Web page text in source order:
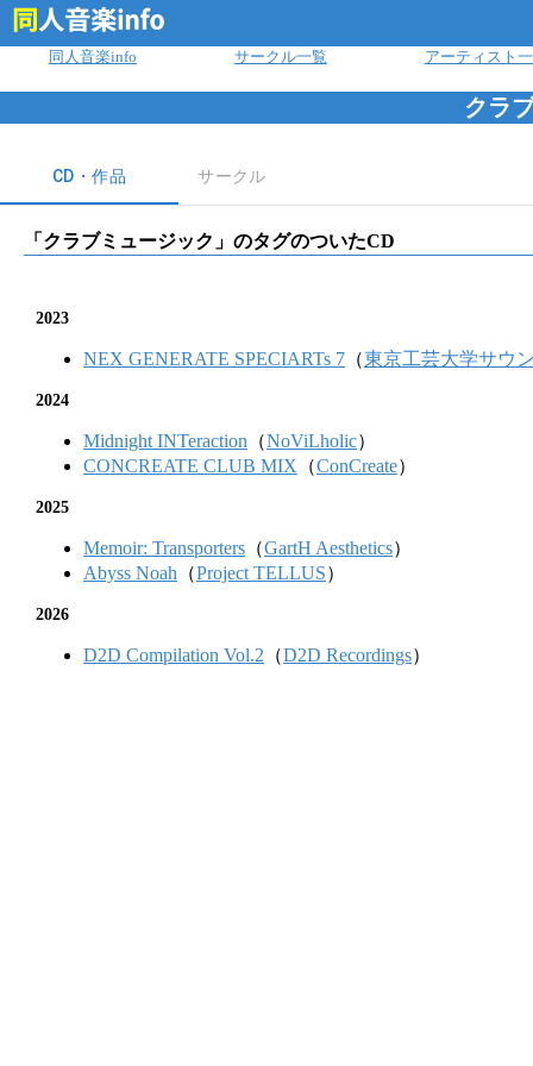
同人音楽info サークル一覧 アーティスト
クラ
CD・作品 サークル
「 クラブミュージック 」のタグのついたCD
2023
NEX GENERATE SPECIARTs 7 （東京工芸大学サウ
2024
Midnight INTeraction （NoViLholic）
CONCREATE CLUB MIX （ConCreate）
2025
Memoir: Transporters （GartH Aesthetics）
Abyss Noah （Project TELLUS）
2026
D2D Compilation Vol.2 （D2D Recordings）